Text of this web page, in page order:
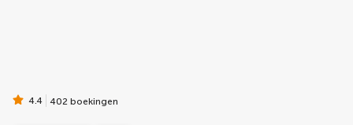
4.4 402 boekingen